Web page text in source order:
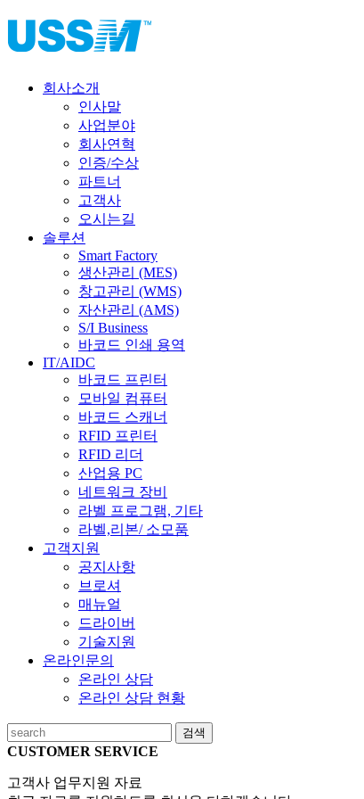
회사소개
인사말
사업분야
회사연혁
인증/수상
파트너
고객사
오시는길
솔루션
Smart Factory
생산관리 (MES)
창고관리 (WMS)
자산관리 (AMS)
S/I Business
바코드 인쇄 용역
IT/AIDC
바코드 프린터
모바일 컴퓨터
바코드 스캐너
RFID 프린터
RFID 리더
산업용 PC
네트워크 장비
라벨 프로그램, 기타
라벨,리본/ 소모품
고객지원
공지사항
브로셔
매뉴얼
드라이버
기술지원
온라인문의
온라인 상담
온라인 상담 현황
검색
CUSTOMER SERVICE
고객사 업무지원 자료